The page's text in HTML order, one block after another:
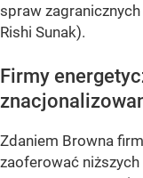
spraw
Rishi Sunak).
Firmy
Zdaniem Browna
zaoferować